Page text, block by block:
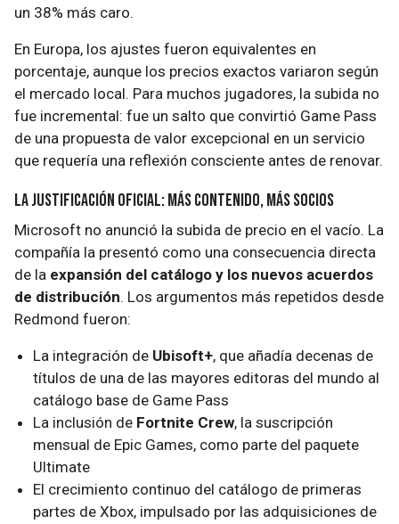
un 38% más caro.
En Europa, los ajustes fueron equivalentes en
porcentaje, aunque los precios exactos variaron según
el mercado local. Para muchos jugadores, la subida no
fue incremental: fue un salto que convirtió Game Pass
de una propuesta de valor excepcional en un servicio
que requería una reflexión consciente antes de renovar.
La justificación oficial: más contenido, más socios
Microsoft no anunció la subida de precio en el vacío. La
compañía la presentó como una consecuencia directa
de la expansión del catálogo y los nuevos acuerdos
de distribución. Los argumentos más repetidos desde
Redmond fueron:
La integración de Ubisoft+, que añadía decenas de
títulos de una de las mayores editoras del mundo al
catálogo base de Game Pass
La inclusión de Fortnite Crew, la suscripción
mensual de Epic Games, como parte del paquete
Ultimate
El crecimiento continuo del catálogo de primeras
partes de Xbox, impulsado por las adquisiciones de